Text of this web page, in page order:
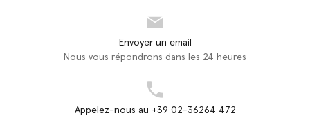
Envoyer un email
Nous vous répondrons dans les 24 heures
Appelez-nous au +39 02-36264 472